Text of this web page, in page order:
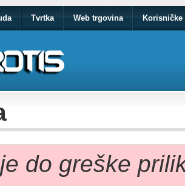
Tvrtka Web trgovina Korisničke
do greške